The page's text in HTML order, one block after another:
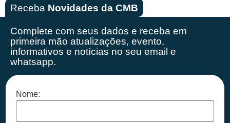
Receba Novidades da CMB
Complete com seus dados e receba em
primeira mão atualizações, evento,
informativos e notícias no seu email e
whatsapp.
Nome: